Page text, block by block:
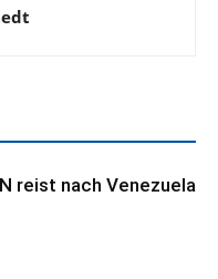
reist nach Venezuela